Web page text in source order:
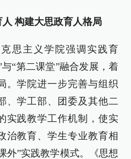
构建大思政育人格局
思主义学院强调实践育
“第二课堂”融合发展，着
。学院进一步完善与组织
、学工部、团委及其他二
实践教学工作机制，使实
治教育、学生专业教育相
外”实践教学模式。《思想